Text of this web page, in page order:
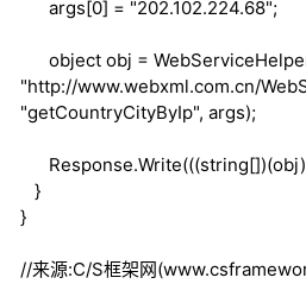
args[0] = "202.102.224.68";
object obj =
"http://www.webxml.com.cn/
"getCountryCityByIp", args);
Response.Write(((string
}
}
//来源:C/S框架网